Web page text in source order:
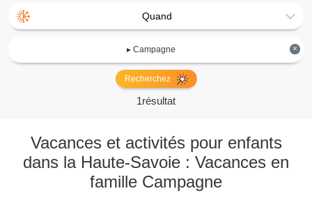
Quand
×
▸ Campagne
Recherchez
1résultat
Vacances et activités pour enfants
dans la Haute-Savoie : Vacances en
famille Campagne